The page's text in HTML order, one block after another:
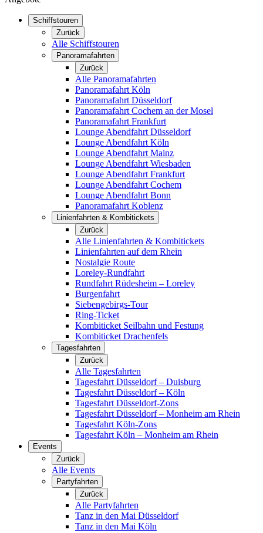
Schiffstouren
Zurück
Alle Schiffstouren
Panoramafahrten
Zurück
Alle Panoramafahrten
Panoramafahrt Köln
Panoramafahrt Düsseldorf
Panoramafahrt Cochem an der Mosel
Panoramafahrt Frankfurt
Lounge Abendfahrt Düsseldorf
Lounge Abendfahrt Köln
Lounge Abendfahrt Mainz
Lounge Abendfahrt Wiesbaden
Lounge Abendfahrt Frankfurt
Lounge Abendfahrt Cochem
Lounge Abendfahrt Bonn
Panoramafahrt Koblenz
Linienfahrten & Kombitickets
Zurück
Alle Linienfahrten & Kombitickets
Linienfahrten auf dem Rhein
Nostalgie Route
Loreley-Rundfahrt
Rundfahrt Rüdesheim – Loreley
Burgenfahrt
Siebengebirgs-Tour
Ring-Ticket
Kombiticket Seilbahn und Festung
Kombiticket Drachenfels
Tagesfahrten
Zurück
Alle Tagesfahrten
Tagesfahrt Düsseldorf – Duisburg
Tagesfahrt Düsseldorf – Köln
Tagesfahrt Düsseldorf-Zons
Tagesfahrt Düsseldorf – Monheim am Rhein
Tagesfahrt Köln-Zons
Tagesfahrt Köln – Monheim am Rhein
Events
Zurück
Alle Events
Partyfahrten
Zurück
Alle Partyfahrten
Tanz in den Mai Düsseldorf
Tanz in den Mai Köln